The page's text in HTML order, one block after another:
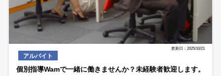
更新日：2025/10/21
アルバイト
個別指導Wamで一緒に働きませんか？未経験者歓迎します。